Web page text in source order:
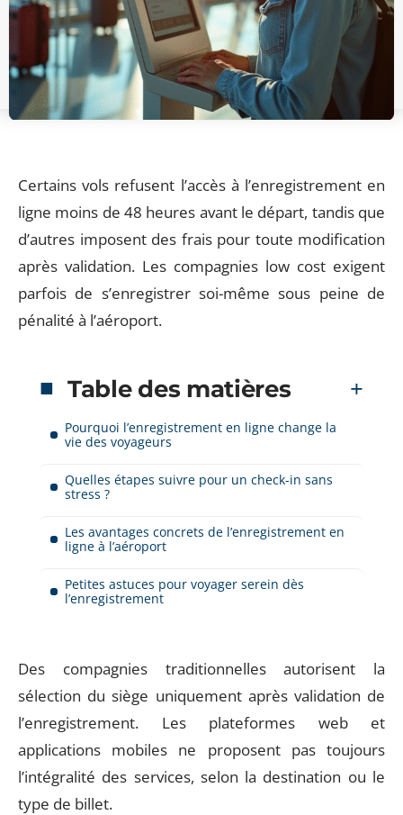
Certains vols refusent l’accès à l’enregistrement en
ligne moins de 48 heures avant le départ, tandis que
d’autres imposent des frais pour toute modification
après validation. Les compagnies low cost exigent
parfois de s’enregistrer soi-même sous peine de
pénalité à l’aéroport.
Table des matières
Pourquoi l’enregistrement en ligne change la
vie des voyageurs
Quelles étapes suivre pour un check-in sans
stress ?
Les avantages concrets de l’enregistrement en
ligne à l’aéroport
Petites astuces pour voyager serein dès
l’enregistrement
Des compagnies traditionnelles autorisent la
sélection du siège uniquement après validation de
l’enregistrement. Les plateformes web et
applications mobiles ne proposent pas toujours
l’intégralité des services, selon la destination ou le
type de billet.